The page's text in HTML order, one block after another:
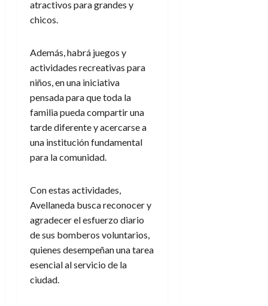
atractivos para grandes y
chicos.
Además, habrá juegos y
actividades recreativas para
niños, en una iniciativa
pensada para que toda la
familia pueda compartir una
tarde diferente y acercarse a
una institución fundamental
para la comunidad.
Con estas actividades,
Avellaneda busca reconocer y
agradecer el esfuerzo diario
de sus bomberos voluntarios,
quienes desempeñan una tarea
esencial al servicio de la
ciudad.